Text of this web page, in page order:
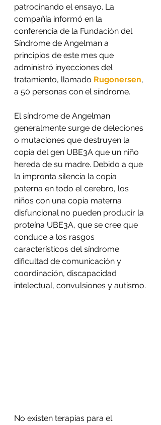
patrocinando el ensayo. La
compañía informó en la
conferencia de la Fundación del
Síndrome de Angelman a
principios de este mes que
administró inyecciones del
tratamiento, llamado Rugonersen,
a 50 personas con el síndrome.
El síndrome de Angelman
generalmente surge de deleciones
o mutaciones que destruyen la
copia del gen UBE3A que un niño
hereda de su madre. Debido a que
la impronta silencia la copia
paterna en todo el cerebro, los
niños con una copia materna
disfuncional no pueden producir la
proteína UBE3A, que se cree que
conduce a los rasgos
característicos del síndrome:
dificultad de comunicación y
coordinación, discapacidad
intelectual, convulsiones y autismo.
No existen terapias para el